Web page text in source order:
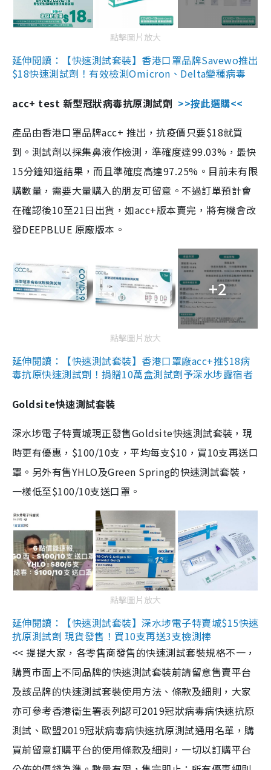
點擊圖片放大
延伸閱讀：【快速測試套裝】香港口罩品牌Savewo推出
$18快速測試劑！有效檢測Omicron、Delta變種病毒
acc+ test 新型冠狀病毒抗原測試劑 >>按此選購<<
產品由香港口罩品牌acc+ 推出，抗疫價只要$18就買
到。測試劑以採集鼻液作檢測，準確度達99.03%，最快
15分鐘知道結果，而且準確度高達97.25%。目前未有限
購數量，需要大量購入的朋友可留意。不過訂單預計會
在確認後10至21日出貨，如acc+版本賣完，將有機會改
發DEEPBLUE 原廠版本。
+2
點擊圖片放大
延伸閱讀：【快速測試套裝】香港口罩廠acc+推$18病
毒抗原快速測試劑！捐贈10萬盒測試劑予深水埗露宿者
Goldsite快速測試套裝
深水埗電子特賣城現正發售Goldsite快速測試套裝，現
時更有優惠，$100/10支，平均每支$10，買10支再送口
罩。另外有售YHLO及Green Spring的快速測試套裝，
一樣低至$100/10支送口罩。
點擊圖片放大
延伸閱讀：【快速測試套裝】深水埗電子特賣城$15快速
抗原測試劑 現貨發售！買10支再送3支檢測棒
<< 提提大家，各零售商發售的快速測試套裝規格不一，
購買市面上不同品牌的快速測試套裝前請留意售賣平台
及該品牌的快速測試套裝使用方法、條款及細則，大家
亦可參考香港衞生署表列認可2019冠狀病毒病快速抗原
測試、歐盟2019冠狀病毒病快速抗原測試通用名單，購
買前留意訂購平台的使用條款及細則，一切以訂購平台